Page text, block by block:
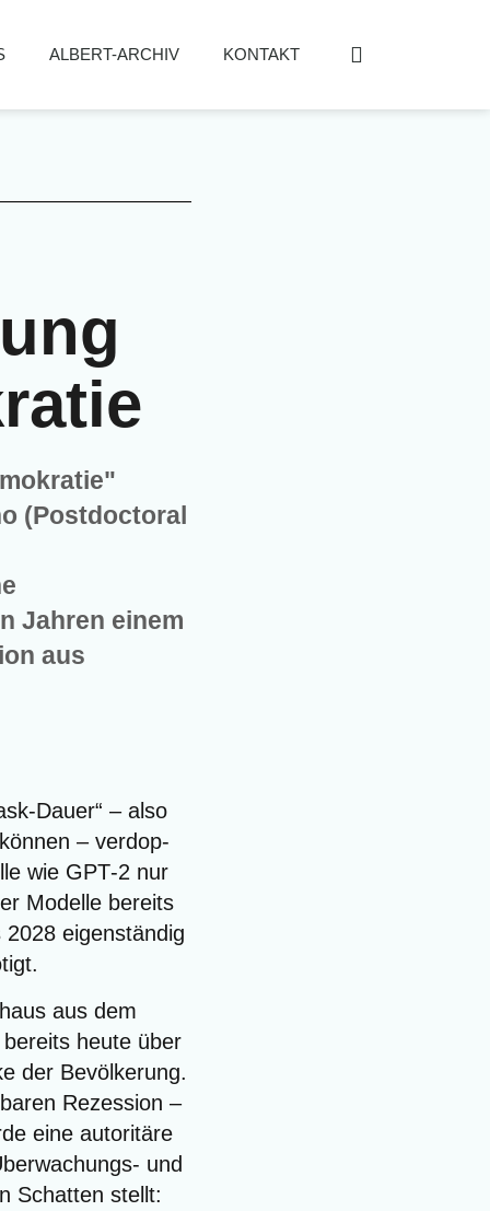
ALBERT-ARCHIV KONTAKT
(Postdoctoral
Jahren einem
aus
Dau­er“ – also
– ver­dop­
wie GPT‑2 nur
Model­le bereits
eigen­stän­dig
aus dem
heu­te über
der Bevöl­ke­rung.
Rezes­si­on –
eine auto­ri­tä­re
und
Schat­ten stellt: